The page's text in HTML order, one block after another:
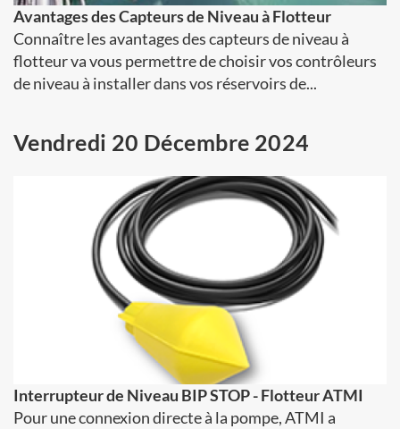
Avantages des Capteurs de Niveau à Flotteur
Connaître les avantages des capteurs de niveau à
flotteur va vous permettre de choisir vos contrôleurs
de niveau à installer dans vos réservoirs de...
Vendredi 20 Décembre 2024
Interrupteur de Niveau BIP STOP - Flotteur ATMI
Pour une connexion directe à la pompe, ATMI a